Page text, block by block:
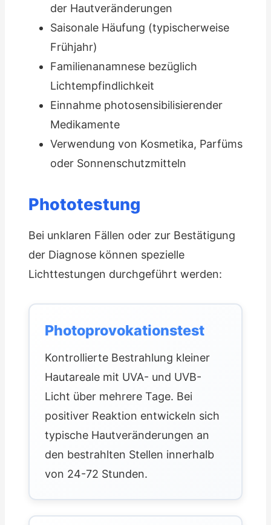
der Hautveränderungen
Saisonale Häufung (typischerweise
Frühjahr)
Familienanamnese bezüglich
Lichtempfindlichkeit
Einnahme photosensibilisierender
Medikamente
Verwendung von Kosmetika, Parfüms
oder Sonnenschutzmitteln
Phototestung
Bei unklaren Fällen oder zur Bestätigung
der Diagnose können spezielle
Lichttestungen durchgeführt werden:
Photoprovokationstest
Kontrollierte Bestrahlung kleiner
Hautareale mit UVA- und UVB-
Licht über mehrere Tage. Bei
positiver Reaktion entwickeln sich
typische Hautveränderungen an
den bestrahlten Stellen innerhalb
von 24-72 Stunden.